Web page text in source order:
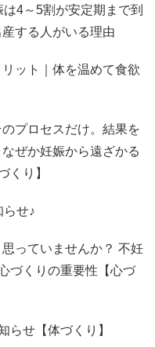
は4～5割が安定期まで到
する人がいる理由
ット｜体を温めて食欲
プロセスだけ。結果を
ぜか妊娠から遠ざかる
くり】
せ♪
っていませんか？ 不妊
づくりの重要性【心づ
らせ【体づくり】